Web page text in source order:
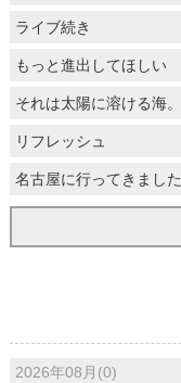
ライブ続き
もっと進出してほしい
それは太陽に溶ける海。
リフレッシュ
名古屋に行ってきました
2026年08月(0)